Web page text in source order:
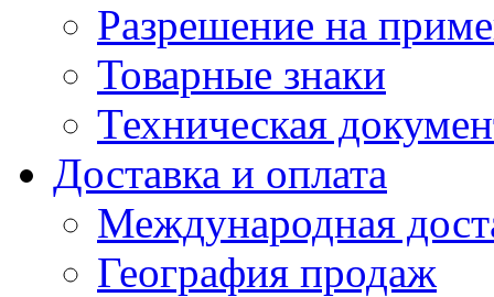
Разрешение на
Товарные знаки
Техническая
Доставка и оплата
Международная
География продаж